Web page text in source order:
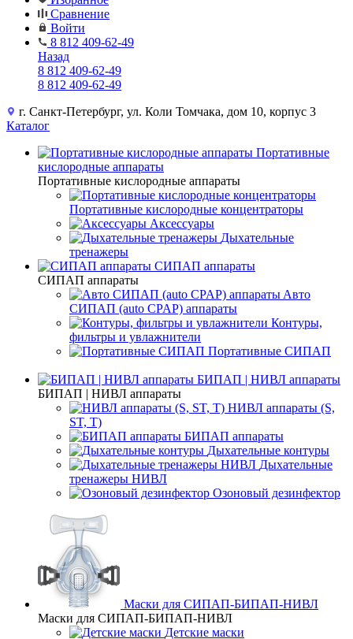
Сравнение
Войти
8 812 409-62-49
Назад
8 812 409-62-49
8 812 409-62-49
г. Санкт-Петербург, ул. Коли Томчака, дом 10, корпус 3
Каталог
Портативные
кислородные аппараты
Портативные кислородные аппараты
Портативные кислородные концентраторы
Аксессуары
Дыхательные
тренажеры
СИПАП аппараты
СИПАП аппараты
Aвто
СИПАП (auto CPAP) аппараты
Контуры,
фильтры и увлажнители
Портативные СИПАП
БИПАП | НИВЛ аппараты
БИПАП | НИВЛ аппараты
НИВЛ аппараты (S,
ST, T)
БИПАП аппараты
Дыхательные контуры
Дыхательные
тренажеры НИВЛ
Озоновый дезинфектор
Маски для СИПАП-БИПАП-НИВЛ
Маски для СИПАП-БИПАП-НИВЛ
Детские маски